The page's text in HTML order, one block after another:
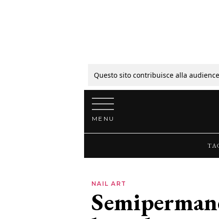
Questo sito contribuisce alla
Vai al contenuto
MENU
NAIL ART